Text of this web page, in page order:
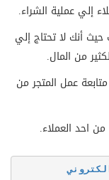
إلي عملية الشراء.
حيث أنك لا تحتاج إلي
من المال.
عمل المتجر من
احد العملاء.